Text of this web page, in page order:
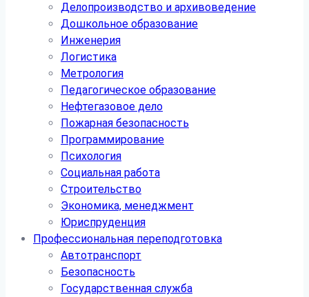
Делопроизводство и архивоведение
Дошкольное образование
Инженерия
Логистика
Метрология
Педагогическое образование
Нефтегазовое дело
Пожарная безопасность
Программирование
Психология
Социальная работа
Строительство
Экономика, менеджмент
Юриспруденция
Профессиональная переподготовка
Автотранспорт
Безопасность
Государственная служба